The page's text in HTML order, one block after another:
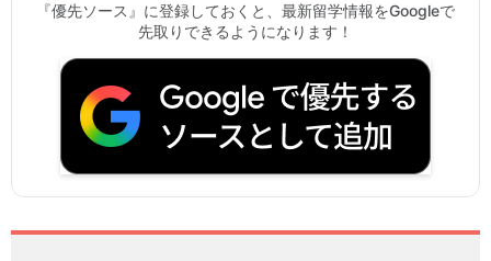
『優先ソース』に登録しておくと、最新留学情報をGoogleで
先取りできるようになります！